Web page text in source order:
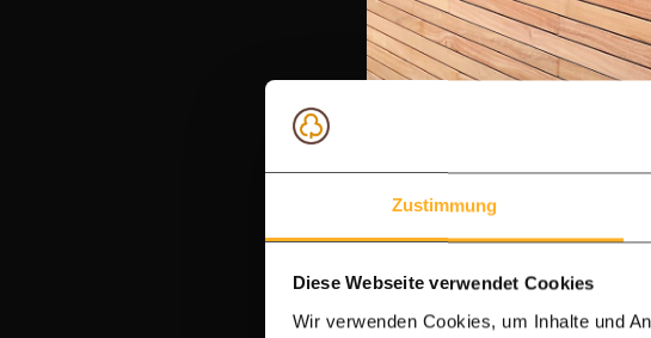
Zustimmung
Diese Webseite verwendet Cookies
Wir verwenden Cookies, um Inhalte und